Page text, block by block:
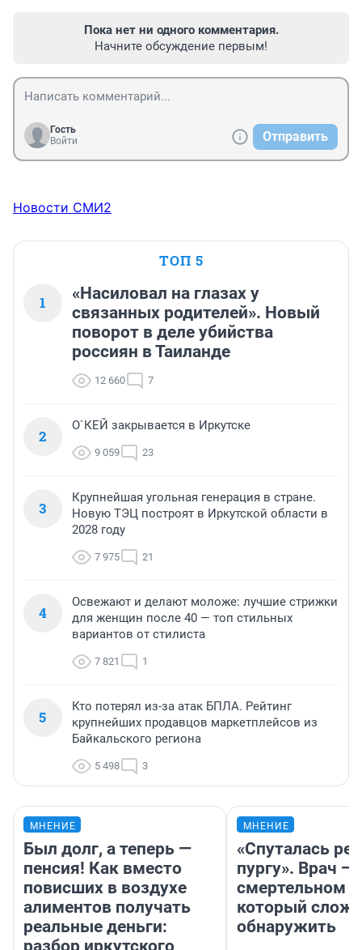
Пока нет ни одного комментария.
Начните обсуждение первым!
Гость
Войти
Отправить
Новости СМИ2
ТОП 5
1
«Насиловал на глазах у
связанных родителей». Новый
поворот в деле убийства
россиян в Таиланде
12 660 7
2
О`КЕЙ закрывается в Иркутске
9 059 23
3
Крупнейшая угольная генерация в стране.
Новую ТЭЦ построят в Иркутской области в
2028 году
7 975 21
4
Освежают и делают моложе: лучшие стрижки
для женщин после 40 — топ стильных
вариантов от стилиста
7 821 1
5
Кто потерял из-за атак БПЛА. Рейтинг
крупнейших продавцов маркетплейсов из
Байкальского региона
5 498 3
МНЕНИЕ
Был долг, а теперь —
пенсия! Как вместо
повисших в воздухе
алиментов получать
реальные деньги:
разбор иркутского
МНЕНИЕ
«Спуталась
пургу». Врач —
смертельном
который
обнаружить